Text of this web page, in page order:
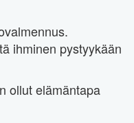
ihminen pystyykään
ollut elämäntapa